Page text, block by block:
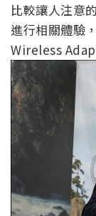
比較讓人注意
進行相關體驗
Wireless